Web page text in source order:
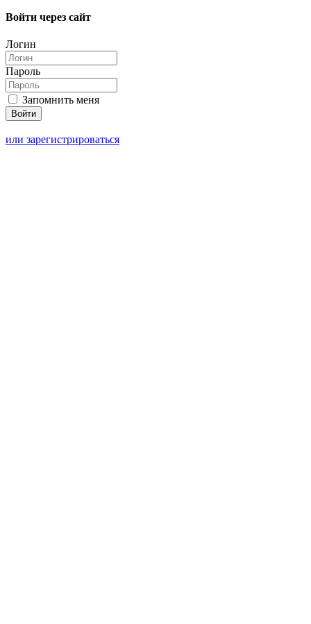
Войти через сайт
Логин
Пароль
Запомнить меня
или зарегистрироваться